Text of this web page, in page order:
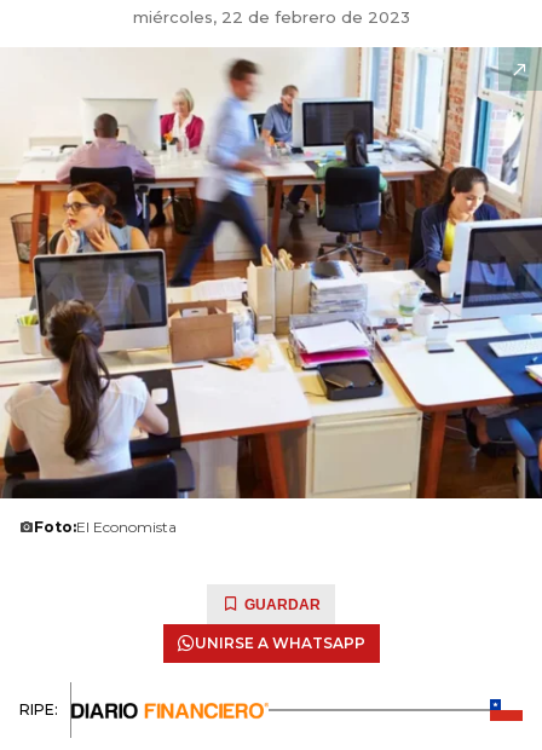
miércoles, 22 de febrero de 2023
Foto:El Economista
GUARDAR
UNIRSE A WHATSAPP
RIPE: